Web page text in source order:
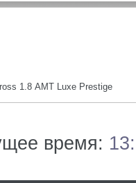
1.8 АМТ Luxe Prestige
время: